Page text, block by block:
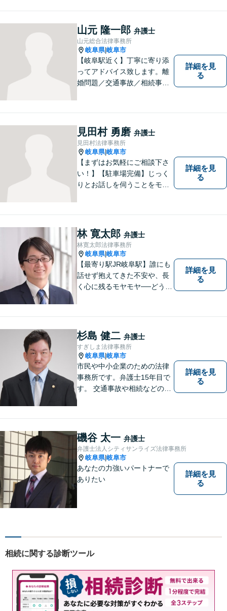
山元 隆一郎 弁護士
山元総合法律事務所
岐阜県|岐阜市
【岐阜駅近く】丁寧に寄り添
ってアドバイス致します。離
婚問題／交通事故／相続事件
ざした弁護士】難解な事件に
対応するため、必要な場合に
は他事務所の弁護士と連携し
ます。ご相談下さい。
詳細を見
る
見田村 勇磨 弁護士
見田村法律事務所
岐阜県|岐阜市
【まずはお気軽にご相談下さ
い！】【駐車場完備】じっく
りとお話しを伺うことをモッ
詳細を見
る
林 寛太郎 弁護士
林寛太郎法律事務所
岐阜県|岐阜市
【最寄り駅JR岐阜駅】誰にも
話せず抱えてきた不安や、長
く心に残るモヤモヤ──どうぞ
いながら、これからの一歩を
一緒に見つけていきます。
【丁寧なヒアリング】【地域
密着型の法律事務所】
詳細を見
る
杉島 健二 弁護士
すぎしま法律事務所
岐阜県|岐阜市
市民や中小企業のための法律
事務所です。弁護士15年目で
す。 交通事故や相続などの相
などの家事事件を解決してき
ました。特に交通事故では多
くの後遺障害事故や死亡事故
を解決してきました。
詳細を見
る
磯谷 太一 弁護士
弁護士法人シティサンライズ法律事務所
岐阜県|岐阜市
あなたの力強いパートナーで
ありたい
詳細を見
る
相続に関する診断ツール